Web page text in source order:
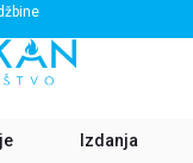
ZA IZNOS PREKO
Izdanja